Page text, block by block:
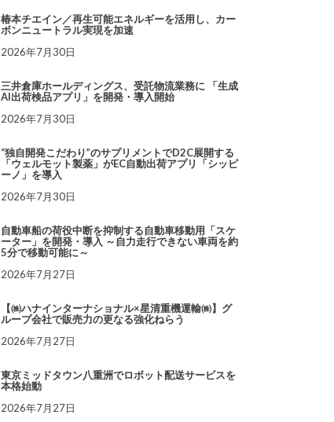
椿本チエイン／再生可能エネルギーを活用し、カー
ボンニュートラル実現を加速
2026年7月30日
三井倉庫ホールディングス、受託物流業務に 「生成
AI出荷検品アプリ」を開発・導入開始
2026年7月30日
“独自開発こだわり”のサプリメントでD2C展開する
「ウェルモット製薬」がEC自動出荷アプリ「シッピ
ーノ」を導入
2026年7月30日
自動車船の荷役中断を抑制する自動車移動用「スケ
ーター」を開発・導入 ～自力走行できない車両を約
5分で移動可能に～
2026年7月27日
【㈱ハナインターナショナル×星清重機運輸㈱】グ
ループ会社で販売力の更なる強化ねらう
2026年7月27日
東京ミッドタウン八重洲でロボット配送サービスを
本格始動
2026年7月27日